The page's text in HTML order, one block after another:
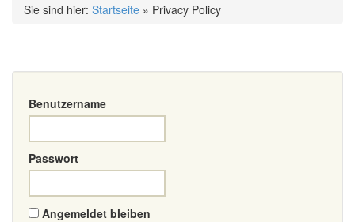
Sie sind hier: Startseite » Privacy Policy
Benutzername
Passwort
Angemeldet bleiben